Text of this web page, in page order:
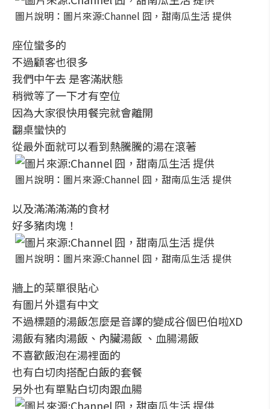
圖片說明：圖片來源:Channel 囧，甜南瓜生活 提供
座位蠻多的
不過顧客也很多
我們中午去 是客滿狀態
稍微等了一下才有空位
因為大家很快用餐完就會離開
翻桌蠻快的
從最外面就可以看到熱騰騰的湯在滾著
圖片說明：圖片來源:Channel 囧，甜南瓜生活 提供
以及滿滿滿滿的食材
好多豬肉塊！
圖片說明：圖片來源:Channel 囧，甜南瓜生活 提供
牆上的菜單很貼心
有圖片外還有中文
不過標題的湯飯怎麼是音譯的變成谷個巴伯啦XD
湯飯有豬肉湯飯、內臟湯飯 、血腸湯飯
不喜歡飯泡在湯裡面的
也有白切肉搭配白飯的套餐
另外也有單點白切肉跟血腸